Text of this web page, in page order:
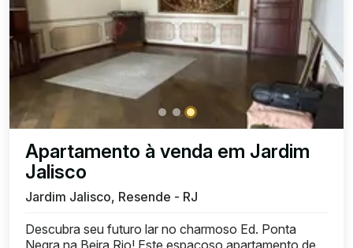
Apartamento à venda em Jardim
Jalisco
Jardim Jalisco, Resende - RJ
Descubra seu futuro lar no charmoso Ed. Ponta
Negra na Beira Rio! Este espaçoso apartamento de